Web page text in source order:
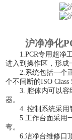
沪净净化
1.PCR专用超净
进入到操作区，形成
2. 系统包括一个
个不间断的ISO Class
3.
腔体内可以
器。
4. 控制系统采用
5. 工作台面采用
弯。
6 .洁净台维修口